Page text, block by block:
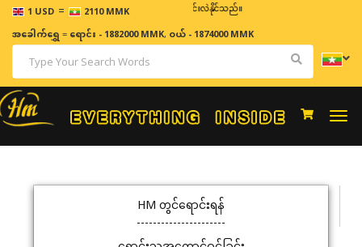
1 USD = 2110 MMK
ဈေးနှုန်းများသည် အချိန်နှင့် အမျှပြောင်းလဲနိုင်သည်။
အခေါက်ရွှေ=ရောင်း - 1882000 MMK, ဝယ် - 1874000 MMK
HM တွင်ရောင်းရန်